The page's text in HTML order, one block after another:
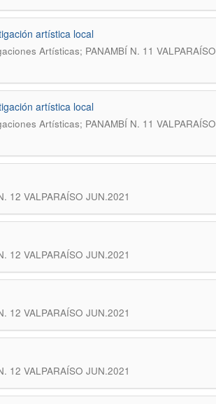
artística local
Artísticas; PANAMBÍ N. 11 VALPARAÍSO
artística local
Artísticas; PANAMBÍ N. 11 VALPARAÍSO
12 VALPARAÍSO JUN.2021
12 VALPARAÍSO JUN.2021
12 VALPARAÍSO JUN.2021
12 VALPARAÍSO JUN.2021